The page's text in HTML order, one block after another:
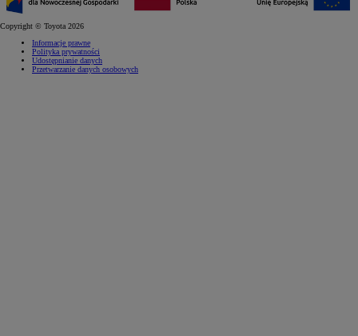
Copyright © Toyota 2026
Informacje prawne
Polityka prywatności
Udostępnianie danych
Przetwarzanie danych osobowych